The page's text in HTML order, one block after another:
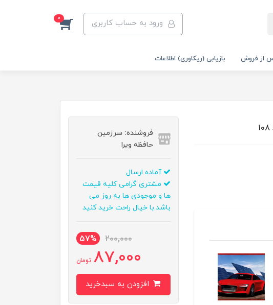
ورود به حساب کاربری 0
از فروش بازیابی (ریکاوری) اطلاعات
فروشنده: سرزمین
حافظه ویرا
آماده ارسال
مشتری گرامی کلیه قیمت
ها و موجودی ها به روز می
باشد.با خیال راحت خرید کنید
200,000
57%
87,000 تومان